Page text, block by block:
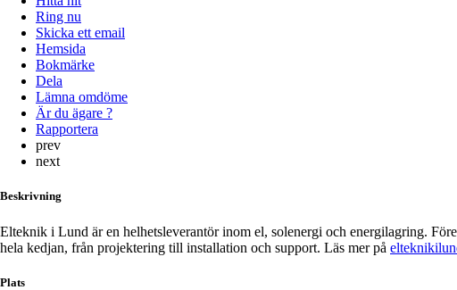
Ring nu
Skicka ett email
Hemsida
Bokmärke
Dela
Lämna omdöme
Är du ägare ?
Rapportera
prev
next
Beskrivning
Elteknik i Lund är en helhetsleverantör inom el, solenergi och energilagring.
hela kedjan, från projektering till installation och support. Läs mer på
Plats